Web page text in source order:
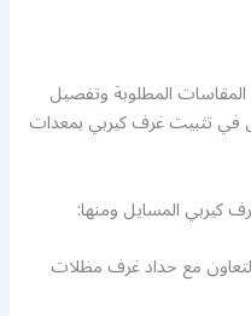
المطلوبة وتفصيل
تثبيت غرف كيربي بمعدات
كيربي المسايل ومنها:
مع حداد غرف مظلات